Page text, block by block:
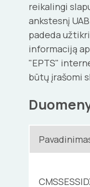
reikalingi
ankstesnį
padeda
informaciją
"EPTS"
būtų įrašomi